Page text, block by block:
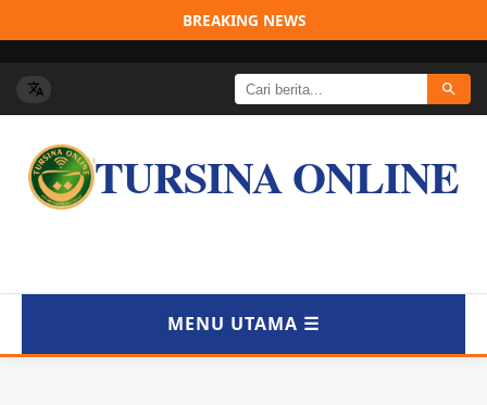
BREAKING NEWS
TURSINA ONLINE
MENU UTAMA ☰
BERANDA